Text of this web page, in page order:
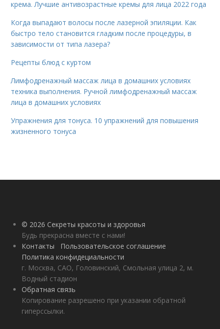
крема. Лучшие антивозрастные кремы для лица 2022 года
Когда выпадают волосы после лазерной эпиляции. Как
быстро тело становится гладким после процедуры, в
зависимости от типа лазера?
Рецепты блюд с куртом
Лимфодренажный массаж лица в домашних условиях
техника выполнения. Ручной лимфодренажный массаж
лица в домашних условиях
Упражнения для тонуса. 10 упражнений для повышения
жизненного тонуса
© 2026 Секреты красоты и здоровья
Будь прекрасна вместе с нами!
Контакты
Пользовательское соглашение
Политика конфидециальности
г. Москва, САО, Головинский, Смольная улица 2, м.
Водный стадион
Обратная связь
Копирование разрешено при указании обратной
гиперссылки.